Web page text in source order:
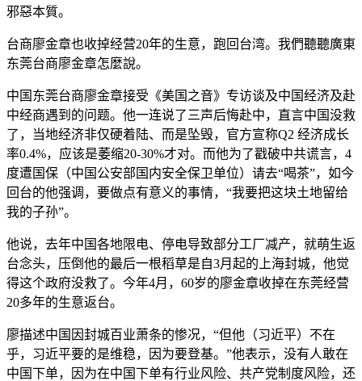
邪惡本質。
台商廖金章也收掉经营20年的生意，跑回台湾。我們聽聽廣東
东莞台商廖金章怎麼說。
中国东莞台商廖金章接受《美国之音》专访谈及中国经济及赴
中经商遇到的问题。他一连说了三声后悔赴中，直言中国没救
了，当地经济非仅硬着陆、而是坠毁，官方宣称Q2 经济成长
率0.4%，应该是萎缩20-30%才对。而他为了戳破中共谎言，4
度遭国保（中国公安部国内安全保卫单位）请去“喝茶”，如今
回台的他强调，要做点有意义的事情，“我要把这块土地留给
我的子孙”。
他说，去年中国各地限电、停电导致部分工厂减产，就萌生返
台念头，压倒他的最后一根稻草是自3月起的上海封城，他觉
得这个政府没救了。今年4月，60岁的廖金章收掉在东莞经营
20多年的生意返台。
廖描述中国因封城百业萧条的惨况，“但他（习近平）不在
乎，习近平要的是维稳，因为要登基。”他表示，没有人敢在
中国下单，因为在中国下单有行业风险、共产党制度风险，还